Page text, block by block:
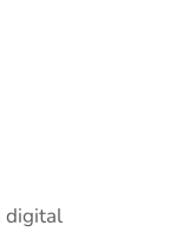
digital